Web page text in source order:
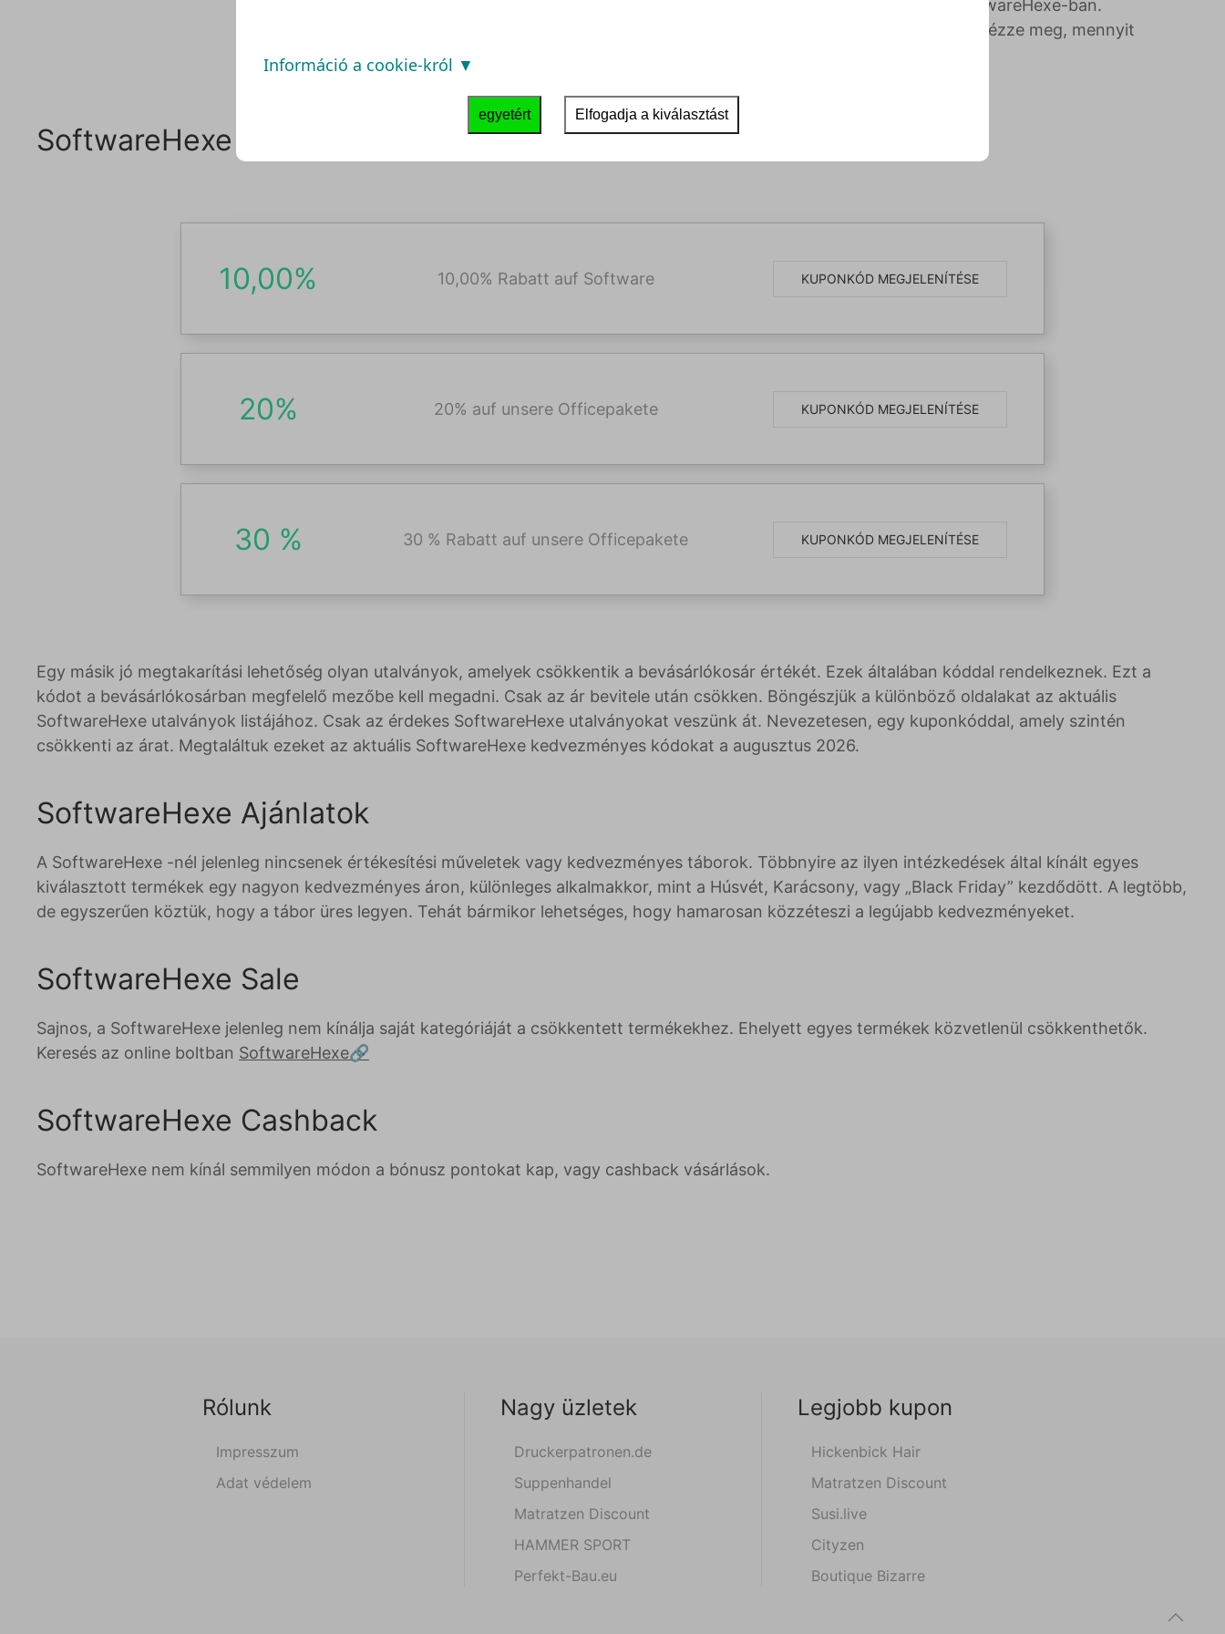
azt, hogy SoftwareHexe kétséges. Tehát nyugodt lelkiismerettel vásárolhat a SoftwareHexe-ban.
Előfordulhat, hogy rendszerünk már talált Önnek ajánlatokat vagy utalványokat. Nézze meg, mennyit
spórolhat itt: SoftwareHexe:
SoftwareHexe Utalványok
10,00% 10,00% Rabatt auf Software KUPONKÓD MEGJELENÍTÉSE
20% 20% auf unsere Officepakete KUPONKÓD MEGJELENÍTÉSE
30 % 30 % Rabatt auf unsere Officepakete KUPONKÓD MEGJELENÍTÉSE
Egy másik jó megtakarítási lehetőség olyan utalványok, amelyek csökkentik a bevásárlókosár értékét. Ezek általában kóddal rendelkeznek. Ezt a
kódot a bevásárlókosárban megfelelő mezőbe kell megadni. Csak az ár bevitele után csökken. Böngészjük a különböző oldalakat az aktuális
SoftwareHexe utalványok listájához. Csak az érdekes SoftwareHexe utalványokat veszünk át. Nevezetesen, egy kuponkóddal, amely szintén
csökkenti az árat. Megtaláltuk ezeket az aktuális SoftwareHexe kedvezményes kódokat a augusztus 2026.
SoftwareHexe Ajánlatok
A SoftwareHexe -nél jelenleg nincsenek értékesítési műveletek vagy kedvezményes táborok. Többnyire az ilyen intézkedések által kínált egyes
kiválasztott termékek egy nagyon kedvezményes áron, különleges alkalmakkor, mint a Húsvét, Karácsony, vagy „Black Friday” kezdődött. A legtöbb,
de egyszerűen köztük, hogy a tábor üres legyen. Tehát bármikor lehetséges, hogy hamarosan közzéteszi a legújabb kedvezményeket.
SoftwareHexe Sale
Sajnos, a SoftwareHexe jelenleg nem kínálja saját kategóriáját a csökkentett termékekhez. Ehelyett egyes termékek közvetlenül csökkenthetők.
Keresés az online boltban SoftwareHexe
SoftwareHexe Cashback
SoftwareHexe nem kínál semmilyen módon a bónusz pontokat kap, vagy cashback vásárlások.
Rólunk
Impresszum
Adat védelem
Nagy üzletek
Druckerpatronen.de
Suppenhandel
Matratzen Discount
HAMMER SPORT
Perfekt-Bau.eu
Legjobb kupon
Hickenbick Hair
Matratzen Discount
Susi.live
Cityzen
Boutique Bizarre
Információ a cookie-król
egyetért Elfogadja a kiválasztást